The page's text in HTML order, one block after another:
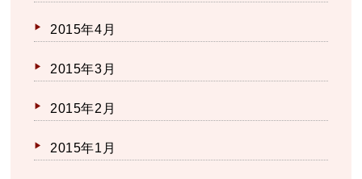
2015年4月
2015年3月
2015年2月
2015年1月